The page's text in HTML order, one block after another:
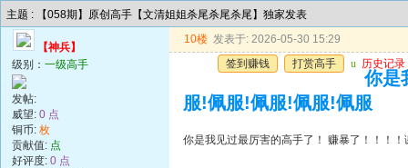
主题 : 【058期】原创高手【文清姐姐杀尾杀尾杀尾】独家发表
【神兵】
级别： 一级高手
发帖:
威望: 0 点
铜币: 枚
贡献值: 点
好评度: 0 点
10楼 发表于: 2026-05-30 15:29
签到赚钱
打赏高手 u 历史记录
你是
服!佩服!佩服!佩服!佩服
你是我见过最厉害的高手了！ 赚暴了！！！